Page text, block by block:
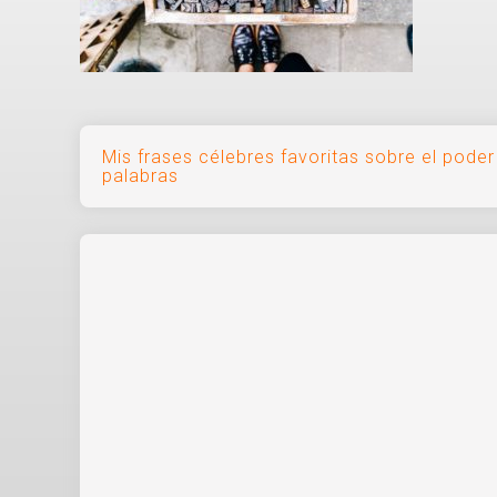
Navegación
de
entradas
Mis frases célebres favoritas sobre el poder
palabras